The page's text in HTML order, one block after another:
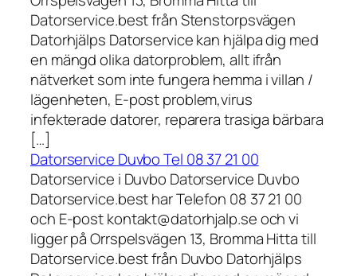
Datorservice.best från Stenstorpsvägen
Datorhjälps Datorservice kan hjälpa dig med
en mängd olika datorproblem, allt ifrån
nätverket som inte fungera hemma i villan /
lägenheten, E-post problem,virus
infekterade datorer, reparera trasiga bärbara
[…]
Datorservice Duvbo Tel 08 37 21 00
Datorservice i Duvbo Datorservice Duvbo
Datorservice.best har Telefon 08 37 21 00
och E-post kontakt@datorhjalp.se och vi
ligger på Orrspelsvägen 13, Bromma Hitta till
Datorservice.best från Duvbo Datorhjälps